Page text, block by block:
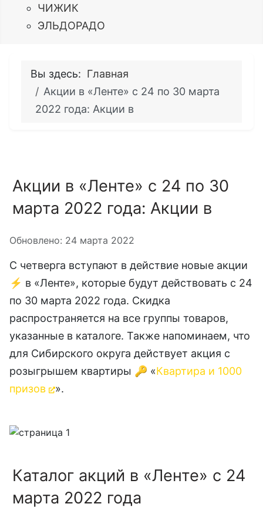
ЧИЖИК
ЭЛЬДОРАДО
Вы здесь: Главная
Акции в «Ленте» с 24 по 30 марта
2022 года: Акции в
Акции в «Ленте» с 24 по 30
марта 2022 года: Акции в
Информация о материале
Обновлено: 24 марта 2022
С четверга вступают в действие новые акции
⚡️ в «Ленте», которые будут действовать с 24
по 30 марта 2022 года. Скидка
распространяется на все группы товаров,
указанные в каталоге. Также напоминаем, что
для Сибирского округа действует акция с
розыгрышем квартиры 🔑 «Квартира и 1000
призов
».
Каталог акций в «Ленте» с 24
марта 2022 года